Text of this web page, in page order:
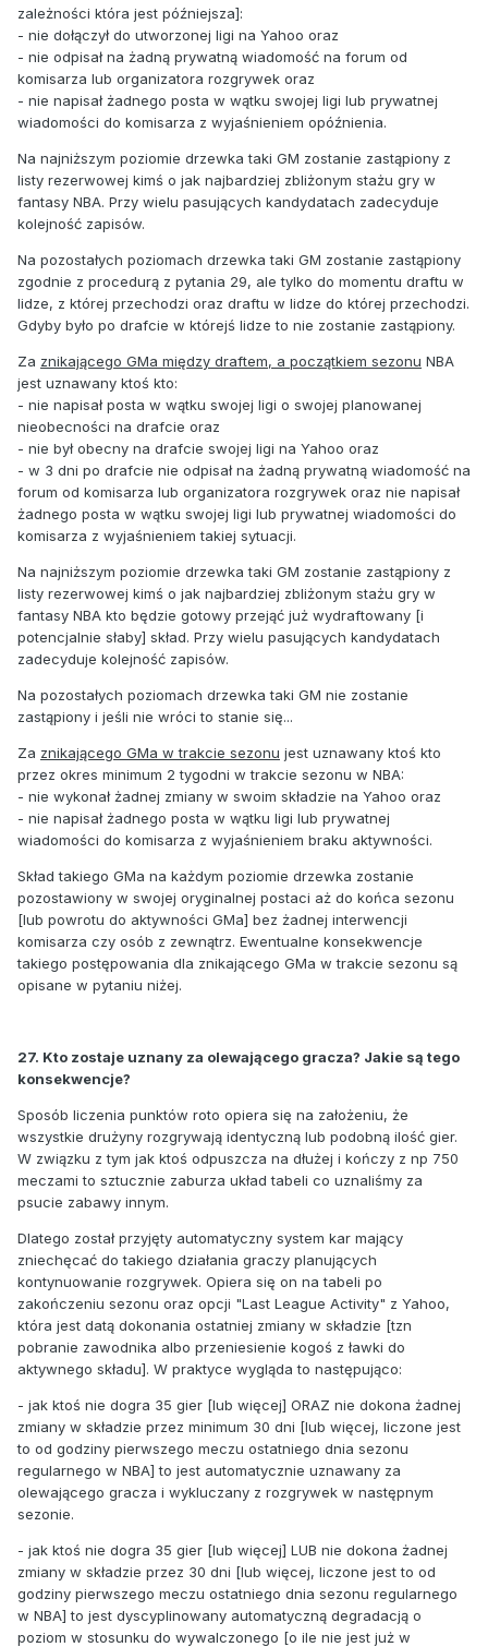
zależności która jest późniejsza]:
- nie dołączył do utworzonej ligi na Yahoo oraz
- nie odpisał na żadną prywatną wiadomość na forum od
komisarza lub organizatora rozgrywek oraz
- nie napisał żadnego posta w wątku swojej ligi lub prywatnej
wiadomości do komisarza z wyjaśnieniem opóźnienia.
Na najniższym poziomie drzewka taki GM zostanie zastąpiony z
listy rezerwowej kimś o jak najbardziej zbliżonym stażu gry w
fantasy NBA. Przy wielu pasujących kandydatach zadecyduje
kolejność zapisów.
Na pozostałych poziomach drzewka taki GM zostanie zastąpiony
zgodnie z procedurą z pytania 29, ale tylko do momentu draftu w
lidze, z której przechodzi oraz draftu w lidze do której przechodzi.
Gdyby było po drafcie w którejś lidze to nie zostanie zastąpiony.
Za znikającego GMa między draftem, a początkiem sezonu NBA
jest uznawany ktoś kto:
- nie napisał posta w wątku swojej ligi o swojej planowanej
nieobecności na drafcie oraz
- nie był obecny na drafcie swojej ligi na Yahoo oraz
- w 3 dni po drafcie nie odpisał na żadną prywatną wiadomość na
forum od komisarza lub organizatora rozgrywek oraz nie napisał
żadnego posta w wątku swojej ligi lub prywatnej wiadomości do
komisarza z wyjaśnieniem takiej sytuacji.
Na najniższym poziomie drzewka taki GM zostanie zastąpiony z
listy rezerwowej kimś o jak najbardziej zbliżonym stażu gry w
fantasy NBA kto będzie gotowy przejąć już wydraftowany [i
potencjalnie słaby] skład. Przy wielu pasujących kandydatach
zadecyduje kolejność zapisów.
Na pozostałych poziomach drzewka taki GM nie zostanie
zastąpiony i jeśli nie wróci to stanie się...
Za znikającego GMa w trakcie sezonu jest uznawany ktoś kto
przez okres minimum 2 tygodni w trakcie sezonu w NBA:
- nie wykonał żadnej zmiany w swoim składzie na Yahoo oraz
- nie napisał żadnego posta w wątku ligi lub prywatnej
wiadomości do komisarza z wyjaśnieniem braku aktywności.
Skład takiego GMa na każdym poziomie drzewka zostanie
pozostawiony w swojej oryginalnej postaci aż do końca sezonu
[lub powrotu do aktywności GMa] bez żadnej interwencji
komisarza czy osób z zewnątrz. Ewentualne konsekwencje
takiego postępowania dla znikającego GMa w trakcie sezonu są
opisane w pytaniu niżej.
27. Kto zostaje uznany za olewającego gracza? Jakie są tego
konsekwencje?
Sposób liczenia punktów roto opiera się na założeniu, że
wszystkie drużyny rozgrywają identyczną lub podobną ilość gier.
W związku z tym jak ktoś odpuszcza na dłużej i kończy z np 750
meczami to sztucznie zaburza układ tabeli co uznaliśmy za
psucie zabawy innym.
Dlatego został przyjęty automatyczny system kar mający
zniechęcać do takiego działania graczy planujących
kontynuowanie rozgrywek. Opiera się on na tabeli po
zakończeniu sezonu oraz opcji "Last League Activity" z Yahoo,
która jest datą dokonania ostatniej zmiany w składzie [tzn
pobranie zawodnika albo przeniesienie kogoś z ławki do
aktywnego składu]. W praktyce wygląda to następująco:
- jak ktoś nie dogra 35 gier [lub więcej] ORAZ nie dokona żadnej
zmiany w składzie przez minimum 30 dni [lub więcej, liczone jest
to od godziny pierwszego meczu ostatniego dnia sezonu
regularnego w NBA] to jest automatycznie uznawany za
olewającego gracza i wykluczany z rozgrywek w następnym
sezonie.
- jak ktoś nie dogra 35 gier [lub więcej] LUB nie dokona żadnej
zmiany w składzie przez 30 dni [lub więcej, liczone jest to od
godziny pierwszego meczu ostatniego dnia sezonu regularnego
w NBA] to jest dyscyplinowany automatyczną degradacją o
poziom w stosunku do wywalczonego [o ile nie jest już w